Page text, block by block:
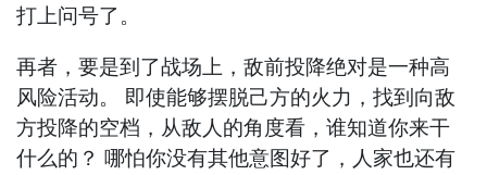
打上问号了。
再者，要是到了战场上，敌前投降绝对是一种高
风险活动。 即使能够摆脱己方的火力，找到向敌
方投降的空档，从敌人的角度看，谁知道你来干
什么的？ 哪怕你没有其他意图好了，人家也还有